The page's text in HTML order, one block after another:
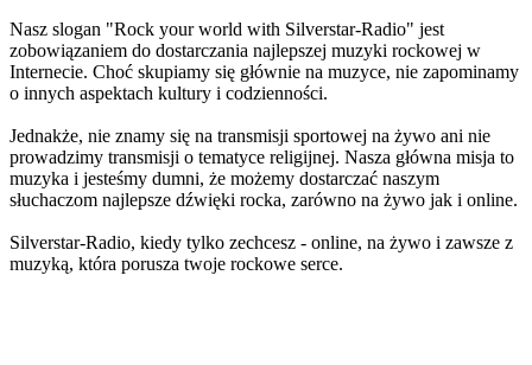
Nasz slogan "Rock your world with Silverstar-Radio" jest
zobowiązaniem do dostarczania najlepszej muzyki rockowej w
Internecie. Choć skupiamy się głównie na muzyce, nie zapominamy
o innych aspektach kultury i codzienności.
Jednakże, nie znamy się na transmisji sportowej na żywo ani nie
prowadzimy transmisji o tematyce religijnej. Nasza główna misja to
muzyka i jesteśmy dumni, że możemy dostarczać naszym
słuchaczom najlepsze dźwięki rocka, zarówno na żywo jak i online.
Silverstar-Radio, kiedy tylko zechcesz - online, na żywo i zawsze z
muzyką, która porusza twoje rockowe serce.